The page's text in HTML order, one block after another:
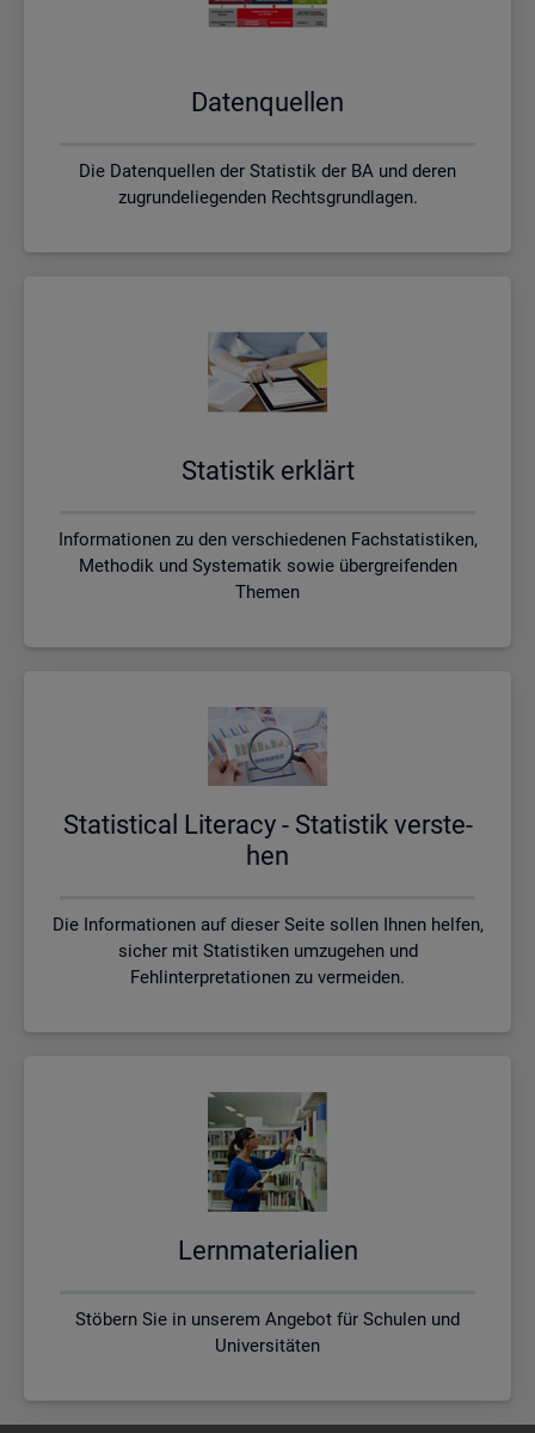
Da­ten­quel­len
Die Datenquellen der Statistik der BA und deren
zugrundeliegenden Rechtsgrundlagen.
Sta­tis­tik er­klärt
Informationen zu den verschiedenen Fachstatistiken,
Methodik und Systematik sowie übergreifenden
Themen
Sta­ti­s­ti­cal Li­te­r­acy - Sta­tis­tik ver­ste­
hen
Die Informationen auf dieser Seite sollen Ihnen helfen,
sicher mit Statistiken umzugehen und
Fehlinterpretationen zu vermeiden.
Lern­ma­te­ria­li­en
Stöbern Sie in unserem Angebot für Schulen und
Universitäten